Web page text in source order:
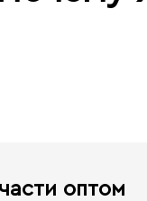
оптом